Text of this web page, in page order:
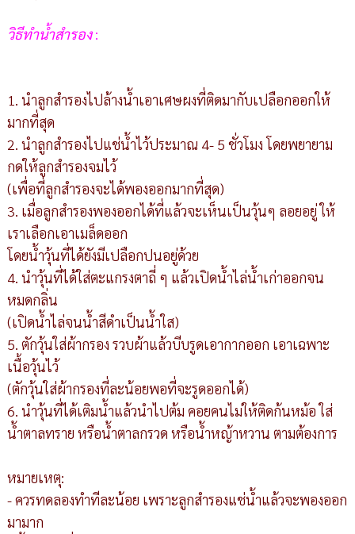
วิธีทำน้ำสำรอง:
1. นำลูกสำรองไปล้างน้ำเอาเศษผงที่ติดมากับเปลือกออกให้
มากที่สุด
2. นำลูกสำรองไปแช่น้ำไว้ประมาณ 4- 5 ชั่วโมง โดยพยายาม
กดให้ลูกสำรองจมไว้
(เพื่อที่ลูกสำรองจะได้พองออกมากที่สุด)
3. เมื่อลูกสำรองพองออกได้ที่แล้วจะเห็นเป็นวุ้นๆ ลอยอยู่ ให้
เราเลือกเอาเมล็ดออก
โดยน้ำวุ้นที่ได้ยังมีเปลือกปนอยู่ด้วย
4. นำวุ้นที่ได้ใส่ตะแกรงตาถี่ ๆ แล้วเปิดน้ำไล่น้ำเก่าออกจน
หมดกลิ่น
(เปิดน้ำไล่จนน้ำสีดำเป็นน้ำใส)
5. ตักวุ้นใส่ผ้ากรอง รวบผ้าแล้วบีบรูดเอากากออก เอาเฉพาะ
เนื้อวุ้นไว้
(ตักวุ้นใส่ผ้ากรองที่ละน้อยพอที่จะรูดออกได้)
6. นำวุ้นที่ได้เติมน้ำแล้วนำไปต้ม คอยคนไม่ให้ติดก้นหม้อ ใส่
น้ำตาลทราย หรือน้ำตาลกรวด หรือน้ำหญ้าหวาน ตามต้องการ
หมายเหตุ:
- ควรทดลองทำทีละน้อย เพราะลูกสำรองแช่น้ำแล้วจะพองออก
มามาก